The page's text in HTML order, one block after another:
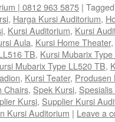
| 0812 963 5875 | Tagged
, Harga Kursi Auditorium,
, Kursi Auditorium, Kursi
Aula, Kursi Home Theater,
TB, Kursi Mubarix
Mubarix Type LL520 TB,
, Kursi Teater, Produsen
Chairs, Spek Kursi,
Kursi, Supplier Kursi
Kursi Auditorium | Leave a